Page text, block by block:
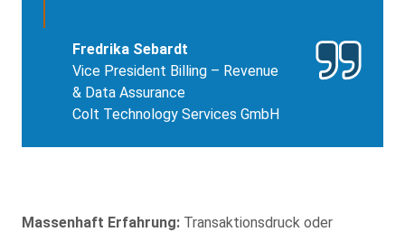
Fredrika Sebardt
Vice President Billing – Revenue
& Data Assurance
Colt Technology Services GmbH
Massenhaft Erfahrung: Transaktionsdruck oder